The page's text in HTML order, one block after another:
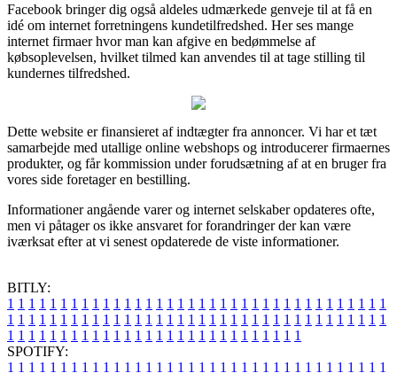
Facebook bringer dig også aldeles udmærkede genveje til at få en
idé om internet forretningens kundetilfredshed. Her ses mange
internet firmaer hvor man kan afgive en bedømmelse af
købsoplevelsen, hvilket tilmed kan anvendes til at tage stilling til
kundernes tilfredshed.
Dette website er finansieret af indtægter fra annoncer. Vi har et tæt
samarbejde med utallige online webshops og introducerer firmaernes
produkter, og får kommission under forudsætning af at en bruger fra
vores side foretager en bestilling.
Informationer angående varer og internet selskaber opdateres ofte,
men vi påtager os ikke ansvaret for forandringer der kan være
iværksat efter at vi senest opdaterede de viste informationer.
BITLY:
1 1 1 1 1 1 1 1 1 1 1 1 1 1 1 1 1 1 1 1 1 1 1 1 1 1 1 1 1 1 1 1 1 1 1 1
1 1 1 1 1 1 1 1 1 1 1 1 1 1 1 1 1 1 1 1 1 1 1 1 1 1 1 1 1 1 1 1 1 1 1 1
1 1 1 1 1 1 1 1 1 1 1 1 1 1 1 1 1 1 1 1 1 1 1 1 1 1 1 1
SPOTIFY:
1 1 1 1 1 1 1 1 1 1 1 1 1 1 1 1 1 1 1 1 1 1 1 1 1 1 1 1 1 1 1 1 1 1 1 1